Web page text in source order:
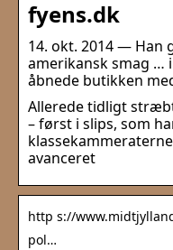
fyens.dk
14. okt. 2014 — Han
amerikansk smag …
åbnede butikken
Allerede tidligt
– først i slips, som
avanceret
http s://
pol…